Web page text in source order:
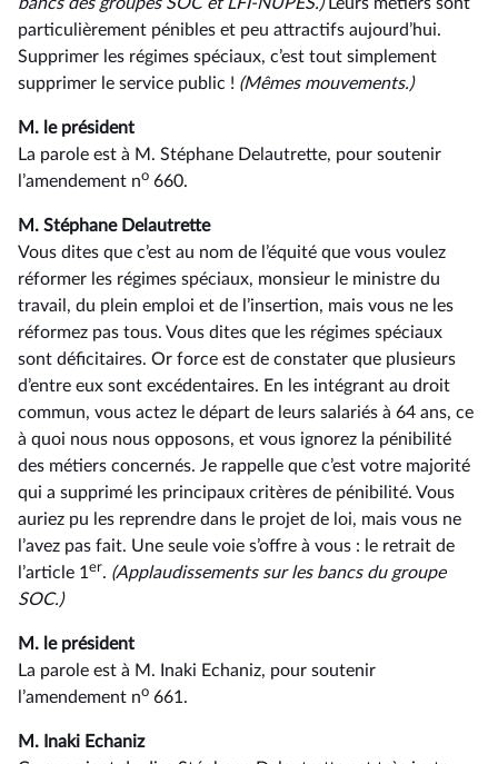
particulièrement pénibles et peu attractifs aujourd’hui.
Supprimer les régimes spéciaux, c’est tout simplement
supprimer le service public ! (Mêmes mouvements.)
M. le président
La parole est à M. Stéphane Delautrette, pour soutenir
l’amendement no 660.
M. Stéphane Delautrette
Vous dites que c’est au nom de l’équité que vous voulez
réformer les régimes spéciaux, monsieur le ministre du
travail, du plein emploi et de l’insertion, mais vous ne les
réformez pas tous. Vous dites que les régimes spéciaux
sont déficitaires. Or force est de constater que plusieurs
d’entre eux sont excédentaires. En les intégrant au droit
commun, vous actez le départ de leurs salariés à 64 ans, ce
à quoi nous nous opposons, et vous ignorez la pénibilité
des métiers concernés. Je rappelle que c’est votre majorité
qui a supprimé les principaux critères de pénibilité. Vous
auriez pu les reprendre dans le projet de loi, mais vous ne
l’avez pas fait. Une seule voie s’offre à vous : le retrait de
l’article 1 er. (Applaudissements sur les bancs du groupe
SOC.)
M. le président
La parole est à M. Inaki Echaniz, pour soutenir
l’amendement no 661.
M. Inaki Echaniz